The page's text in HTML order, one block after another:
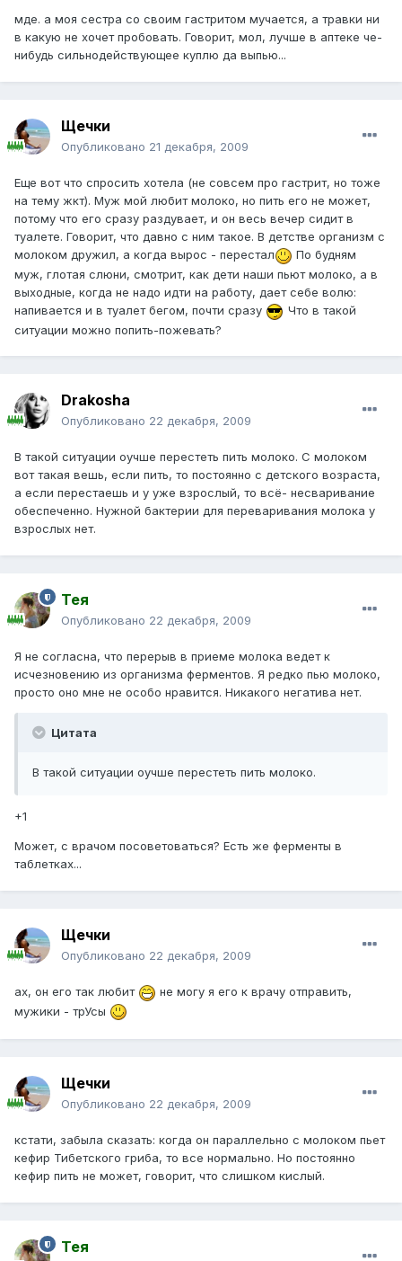
мде. а моя сестра со своим гастритом мучается, а травки ни
в какую не хочет пробовать. Говорит, мол, лучше в аптеке че-
нибудь сильнодействующее куплю да выпью...
Щечки
Опубликовано 21 декабря, 2009
Еще вот что спросить хотела (не совсем про гастрит, но тоже
на тему жкт). Муж мой любит молоко, но пить его не может,
потому что его сразу раздувает, и он весь вечер сидит в
туалете. Говорит, что давно с ним такое. В детстве организм с
молоком дружил, а когда вырос - перестал
По будням
муж, глотая слюни, смотрит, как дети наши пьют молоко, а в
выходные, когда не надо идти на работу, дает себе волю:
напивается и в туалет бегом, почти сразу
Что в такой
ситуации можно попить-пожевать?
Drakosha
Опубликовано 22 декабря, 2009
В такой ситуации оучше перестеть пить молоко. С молоком
вот такая вешь, если пить, то постоянно с детского возраста,
а если перестаешь и у уже взрослый, то всё- несваривание
обеспеченно. Нужной бактерии для переваривания молока у
взрослых нет.
Тея
Опубликовано 22 декабря, 2009
Я не согласна, что перерыв в приеме молока ведет к
исчезновению из организма ферментов. Я редко пью молоко,
просто оно мне не особо нравится. Никакого негатива нет.
Цитата
В такой ситуации оучше перестеть пить молоко.
+1
Может, с врачом посоветоваться? Есть же ферменты в
таблетках...
Щечки
Опубликовано 22 декабря, 2009
ах, он его так любит
не могу я его к врачу отправить,
мужики - трУсы
Щечки
Опубликовано 22 декабря, 2009
кстати, забыла сказать: когда он параллельно с молоком пьет
кефир Тибетского гриба, то все нормально. Но постоянно
кефир пить не может, говорит, что слишком кислый.
Тея